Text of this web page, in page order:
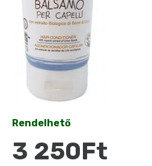
Rendelhető
3 250Ft